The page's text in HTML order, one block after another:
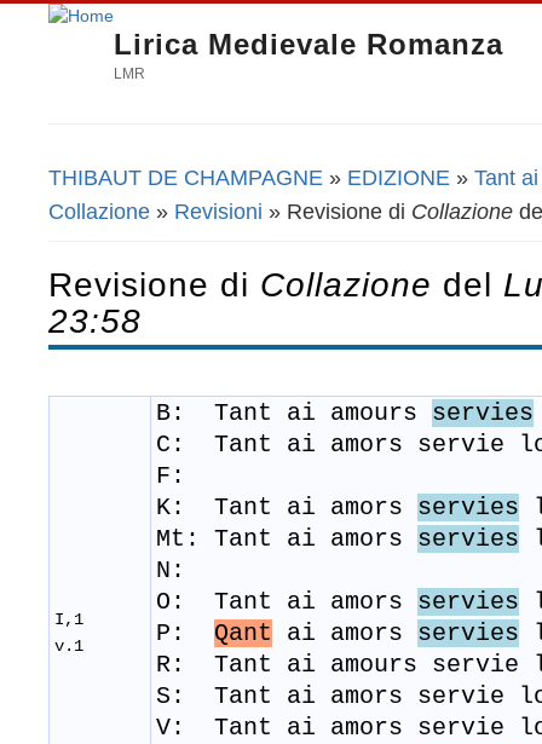
Lirica Medievale Romanza
LMR
Tu sei qui
THIBAUT DE CHAMPAGNE » EDIZIONE » Tant
Collazione » Revisioni » Revisione di Collazione
Revisione di Collazione del
23:58
I,1
v.1
B: Tant ai amours servies
C: Tant ai amors servie
F:
K: Tant ai amors servies
Mt: Tant ai amors servies
N:
O: Tant ai amors servies
P: Qant ai amors servies
R: Tant ai amours servie
​S: Tant ai amors servie
​V: Tant ai amors servie